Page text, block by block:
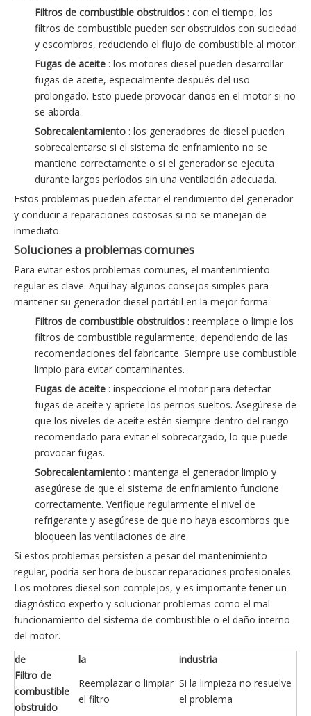
Filtros de combustible obstruidos : con el tiempo, los
filtros de combustible pueden ser obstruidos con suciedad
y escombros, reduciendo el flujo de combustible al motor.
Fugas de aceite : los motores diesel pueden desarrollar
fugas de aceite, especialmente después del uso
prolongado. Esto puede provocar daños en el motor si no
se aborda.
Sobrecalentamiento : los generadores de diesel pueden
sobrecalentarse si el sistema de enfriamiento no se
mantiene correctamente o si el generador se ejecuta
durante largos períodos sin una ventilación adecuada.
Estos problemas pueden afectar el rendimiento del generador
y conducir a reparaciones costosas si no se manejan de
inmediato.
Soluciones a problemas comunes
Para evitar estos problemas comunes, el mantenimiento
regular es clave. Aquí hay algunos consejos simples para
mantener su generador diesel portátil en la mejor forma:
Filtros de combustible obstruidos : reemplace o limpie los
filtros de combustible regularmente, dependiendo de las
recomendaciones del fabricante. Siempre use combustible
limpio para evitar contaminantes.
Fugas de aceite : inspeccione el motor para detectar
fugas de aceite y apriete los pernos sueltos. Asegúrese de
que los niveles de aceite estén siempre dentro del rango
recomendado para evitar el sobrecargado, lo que puede
provocar fugas.
Sobrecalentamiento : mantenga el generador limpio y
asegúrese de que el sistema de enfriamiento funcione
correctamente. Verifique regularmente el nivel de
refrigerante y asegúrese de que no haya escombros que
bloqueen las ventilaciones de aire.
Si estos problemas persisten a pesar del mantenimiento
regular, podría ser hora de buscar reparaciones profesionales.
Los motores diesel son complejos, y es importante tener un
diagnóstico experto y solucionar problemas como el mal
funcionamiento del sistema de combustible o el daño interno
del motor.
de
la
industria
Filtro de
combustible
obstruido
Reemplazar o limpiar
el filtro
Si la limpieza no resuelve
el problema